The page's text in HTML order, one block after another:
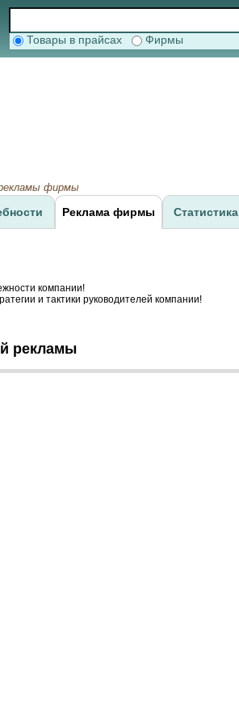
Товары в прайсах Фирмы
рекламы фирмы
Реклама фирмы Статистика
компании!
и тактики руководителей компании!
рекламы